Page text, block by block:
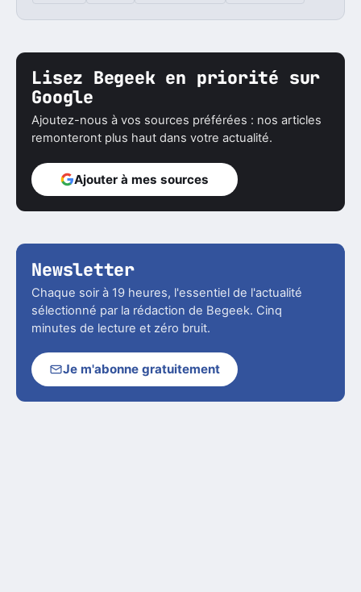
Lisez Begeek en priorité sur
Google
Ajoutez-nous à vos sources préférées : nos articles
remonteront plus haut dans votre actualité.
Ajouter à mes sources
Newsletter
Chaque soir à 19 heures, l'essentiel de l'actualité
sélectionné par la rédaction de Begeek. Cinq
minutes de lecture et zéro bruit.
Je m'abonne gratuitement